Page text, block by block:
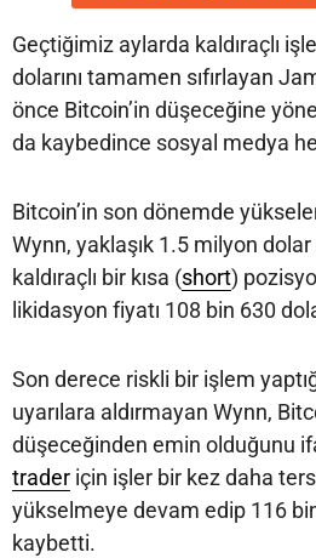
Geçtiğimiz aylarda kaldıraçlı
dolarını tamamen sıfırlayan
önce Bitcoin’in düşeceğine
da kaybedince sosyal medya
Bitcoin’in son dönemde
Wynn, yaklaşık 1.5 milyon
kaldıraçlı bir kısa (short)
likidasyon fiyatı 108 bin 630
Son derece riskli bir işlem
uyarılara aldırmayan Wynn,
düşeceğinden emin olduğunu
trader için işler bir kez daha
yükselmeye devam edip 116
kaybetti.